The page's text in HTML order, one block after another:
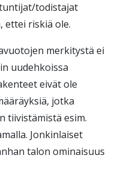
todistajat
ettei riskiä ole.
merkitystä ei
uudehkoissa
eivät ole
jotka
tiivistämistä esim.
Jonkinlaiset
talon ominaisuus